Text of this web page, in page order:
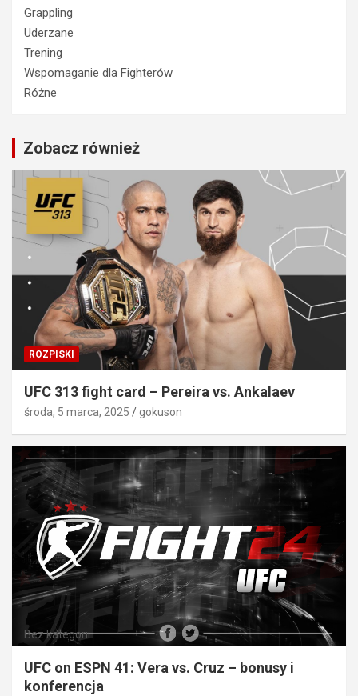
Grappling
Uderzane
Trening
Wspomaganie dla Fighterów
Różne
Zobacz również
ROZPISKI
UFC 313 fight card – Pereira vs. Ankalaev
środa, 5 marca, 2025 gokuson
Bez kategorii
UFC on ESPN 41: Vera vs. Cruz – bonusy i
konferencja